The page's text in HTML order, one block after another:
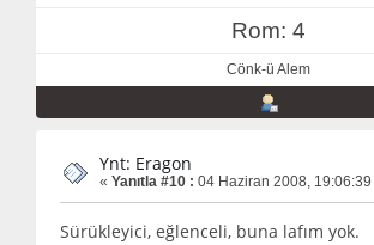
Rom: 4
Cönk-ü Alem
Ynt: Eragon
« Yanıtla #10 : 04 Haziran 2008, 19:06:39
Sürükleyici, eğlenceli, buna lafım yok.